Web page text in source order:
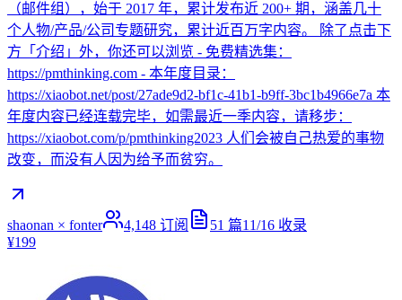
（邮件组），始于 2017 年，累计发布近 200+ 期，涵盖几十
个人物/产品/公司专题研究，累计近百万字内容。 除了点击下
方「介绍」外，你还可以浏览 - 免费精选集：
https://pmthinking.com - 本年度目录：
https://xiaobot.net/post/27ade9d2-bf1c-41b1-b9ff-3bc1b4966e7a 本
年度内容已经连载完毕，如需最近一季内容，请移步：
https://xiaobot.com/p/pmthinking2023 人们会被自己热爱的事物
改变，而没有人因为给予而贫穷。
shaonan × fonter 4,148 订阅 51 篇11/16 收录
¥199